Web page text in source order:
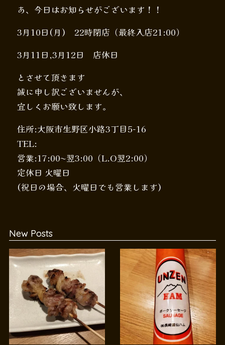
あ、今日はお知らせがございます！！
3月10日(月) 22時閉店（最終入店21:00）
3月11日,3月12日 店休日
とさせて頂きます
誠に申し訳ございませんが、
宜しくお願い致します。
住所:大阪市生野区小路3丁目5-16
TEL:
営業:17:00〜翌3:00（L.O翌2:00）
定休日 火曜日
(祝日の場合、火曜日でも営業します)
New Posts